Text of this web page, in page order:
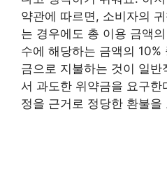
약관에 따르면, 소비자의
는 경우에도 총 이용 금액
수에 해당하는 금액의
금으로 지불하는 것이 일반
서 과도한 위약금을 요구
정을 근거로 정당한 환불을